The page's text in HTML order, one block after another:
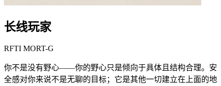
长线玩家
RFTI MORT-G
你不是没有野心——你的野心只是倾向于具体且结构合理。安
全感对你来说不是无聊的目标；它是其他一切建立在上面的地